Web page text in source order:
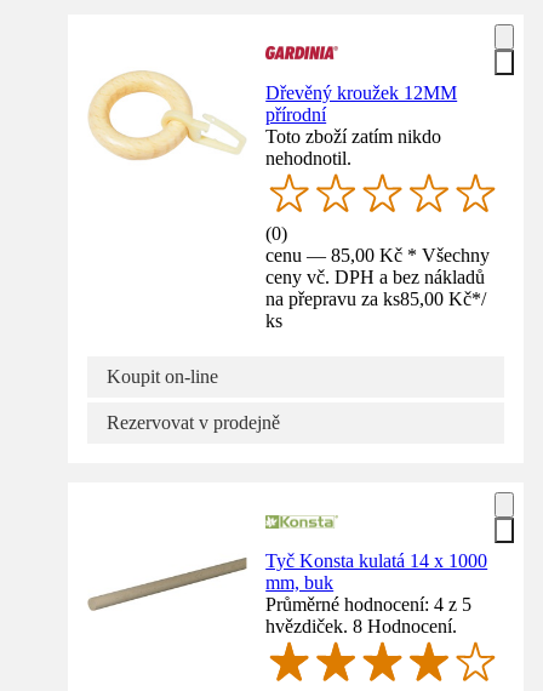
Dřevěný kroužek 12MM
přírodní
Toto zboží zatím nikdo
nehodnotil.
(0)
cenu — 85,00 Kč * Všechny
ceny vč. DPH a bez nákladů
na přepravu za ks85,00 Kč*/
ks
Koupit on-line
Rezervovat v prodejně
Tyč Konsta kulatá 14 x 1000
mm, buk
Průměrné hodnocení: 4 z 5
hvězdiček. 8 Hodnocení.